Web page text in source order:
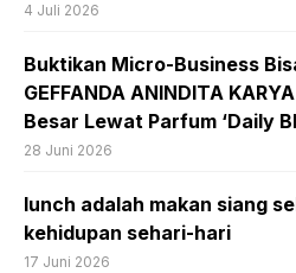
4 Juli 2026
Buktikan Micro-Business
GEFFANDA ANINDITA
Besar Lewat Parfum ‘Daily
28 Juni 2026
lunch adalah makan siang
kehidupan sehari-hari
17 Juni 2026